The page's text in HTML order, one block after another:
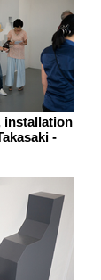
installation
-